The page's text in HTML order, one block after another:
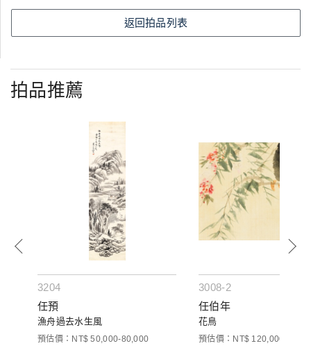
返回拍品列表
拍品推薦
3204
任預
漁舟過去水生風
預估價：NT$ 50,000-80,000
3008-2
任伯年
花鳥
預估價：NT$ 120,000-